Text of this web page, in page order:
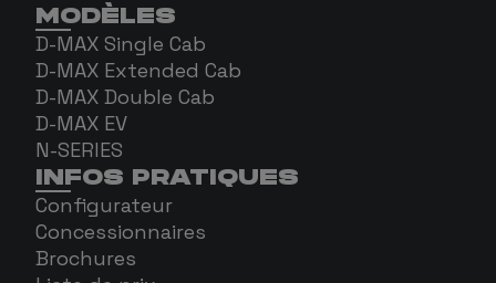
MODÈLES
D-MAX Single Cab
D-MAX Extended Cab
D-MAX Double Cab
D-MAX EV
N-SERIES
INFOS PRATIQUES
Configurateur
Concessionnaires
Brochures